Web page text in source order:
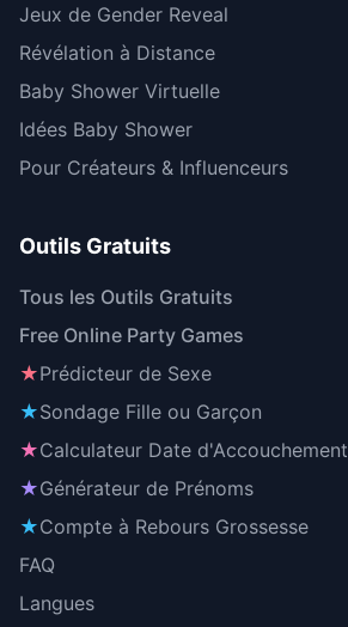
Jeux de Gender Reveal
Révélation à Distance
Baby Shower Virtuelle
Idées Baby Shower
Pour Créateurs & Influenceurs
Outils Gratuits
Tous les Outils Gratuits
Free Online Party Games
★Prédicteur de Sexe
★Sondage Fille ou Garçon
★Calculateur Date d'Accouchement
★Générateur de Prénoms
★Compte à Rebours Grossesse
FAQ
Langues